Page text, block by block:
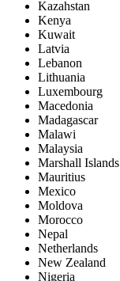
Kazahstan
Kenya
Kuwait
Latvia
Lebanon
Lithuania
Luxembourg
Macedonia
Madagascar
Malawi
Malaysia
Marshall Islands
Mauritius
Mexico
Moldova
Morocco
Nepal
Netherlands
New Zealand
Nigeria